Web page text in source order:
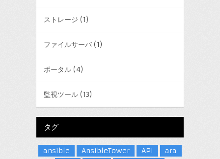
ストレージ (1)
ファイルサーバ(1)
ポータル(4)
監視ツール(13)
タグ
ansible AnsibleTower API
ara